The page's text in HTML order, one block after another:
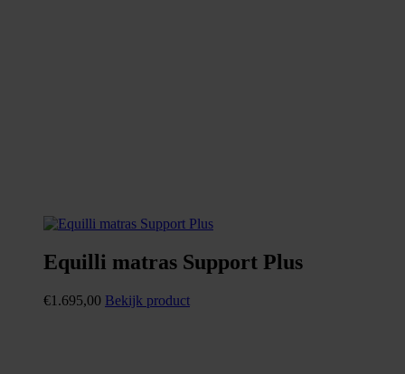
Equilli matras Support Plus
€1.695,00 Bekijk product